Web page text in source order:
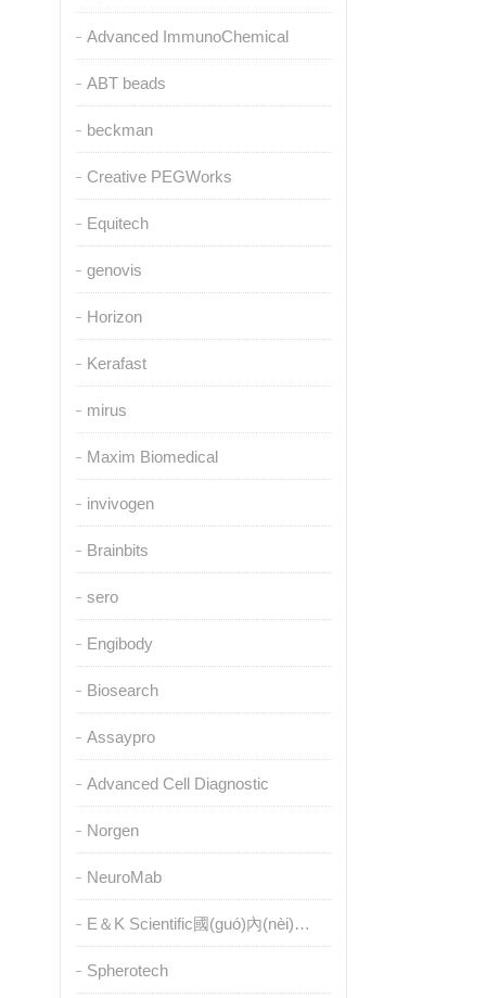
Advanced ImmunoChemical
ABT beads
beckman
Creative PEGWorks
Equitech
genovis
Horizon
Kerafast
mirus
Maxim Biomedical
invivogen
Brainbits
sero
Engibody
Biosearch
Assaypro
Advanced Cell Diagnostic
Norgen
NeuroMab
E＆K Scientific國(guó)內(nèi)授權(quán)代理
Spherotech